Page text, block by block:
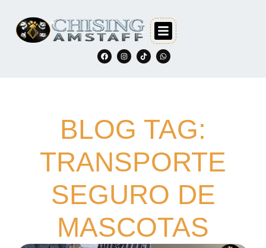
BLOG TAG:
TRANSPORTE
SEGURO DE
MASCOTAS